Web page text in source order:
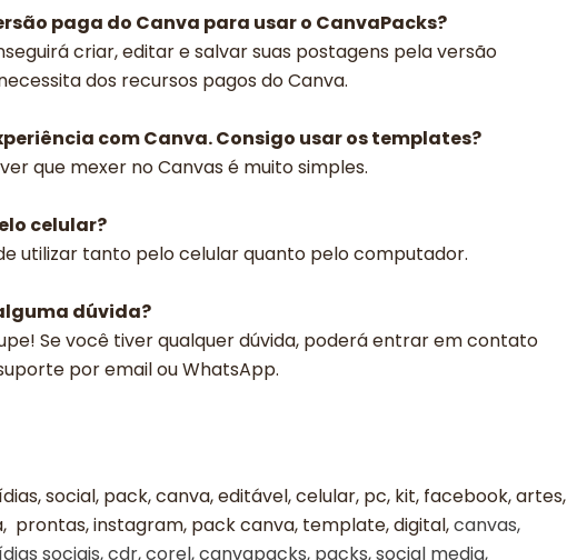
paga do Canva para usar o CanvaPacks?
criar, editar e salvar suas postagens pela versão
dos recursos pagos do Canva.
com Canva. Consigo usar os templates?
que mexer no Canvas é muito simples.
celular?
utilizar tanto pelo celular quanto pelo computador.
dúvida?
Se você tiver qualquer dúvida, poderá entrar em contato
por email ou WhatsApp.
social, pack, canva, editável, celular, pc, kit, facebook, artes,
prontas, instagram, pack canva, template, digital,canvas,
sociais, cdr, corel, canvapacks, packs, social media,